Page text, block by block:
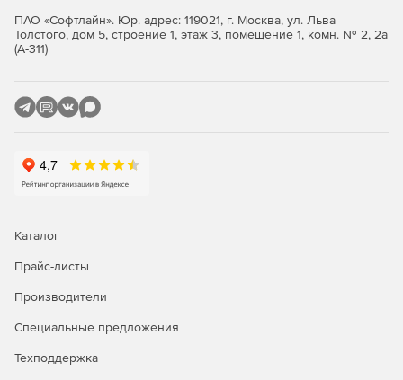
Новое в версии NXPowerLite Desktop Edition 9:
автоматически сохраняются в приложении, и можно
легко переключаться между ними.
Экспорт результатов в в файл csv.
изображения PNG, вставленные в файлы PowerPoint,
возможно.
Сглаживание встроенных диаграмм в файлах DOCX и
PPTX.
ПАО «Софтлайн». Юр. адрес: 119021, г. Москва, ул. Льва
Толстого, дом 5, строение 1, этаж 3, помещение 1, комн. № 2, 2а
(А-311)
Каталог
Прайс-листы
Производители
Специальные предложения
Техподдержка